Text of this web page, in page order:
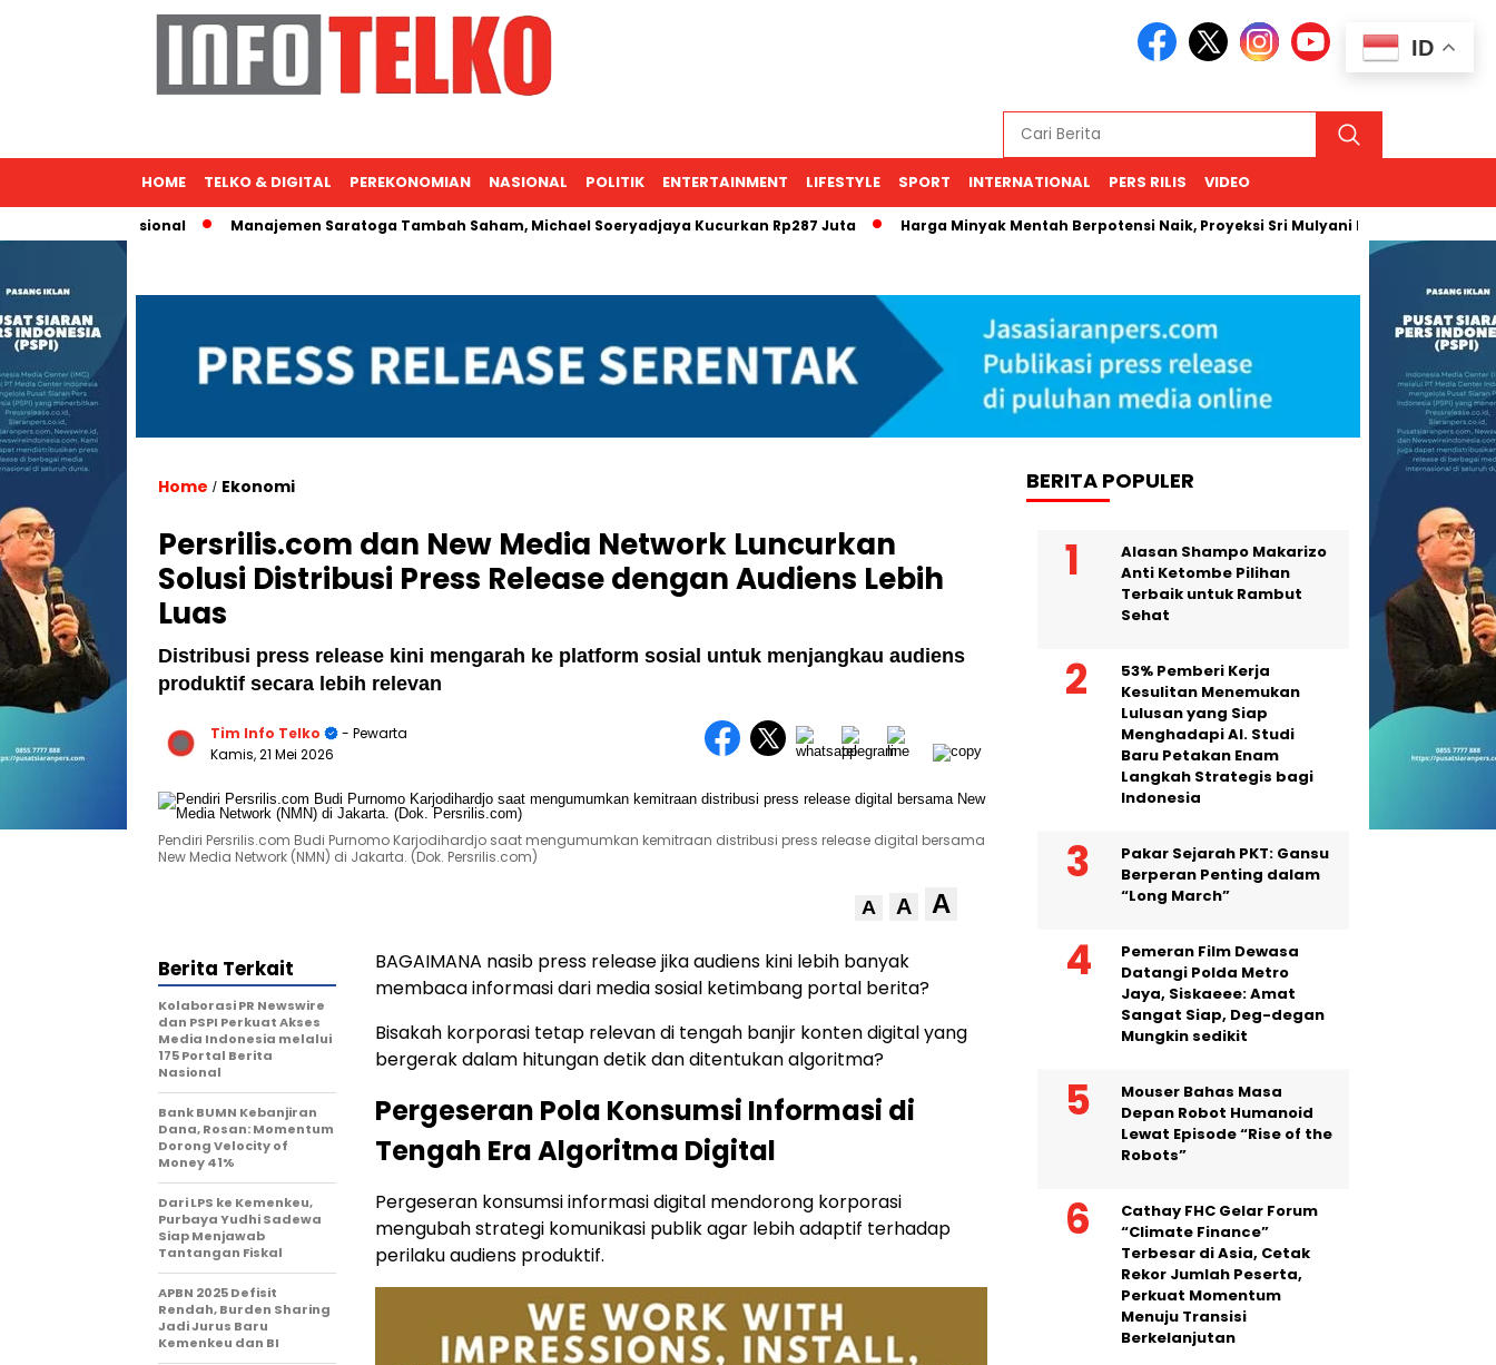
HOME TELKO & DIGITAL PEREKONOMIAN NASIONAL POLITIK ENTERTAINMENT LIFESTYLE SPORT INTERNATIONAL PERS RILIS VIDEO
Manajemen Saratoga Tambah Saham, Michael Soeryadjaya Kucurkan Rp287 Juta Harga Minyak Mentah Berpotensi Naik, Proyeksi Sri Mulyani Rentang USD 66–94
Home / Ekonomi
Persrilis.com dan New Media Network Luncurkan
Solusi Distribusi Press Release dengan Audiens Lebih
Luas
Distribusi press release kini mengarah ke platform sosial untuk menjangkau audiens
produktif secara lebih relevan
Tim Info Telko
- Pewarta
Kamis, 21 Mei 2026
Pendiri Persrilis.com Budi Purnomo Karjodihardjo saat mengumumkan kemitraan distribusi press release digital bersama
New Media Network (NMN) di Jakarta. (Dok. Persrilis.com)
A A A
BAGAIMANA nasib press release jika audiens kini lebih banyak
membaca informasi dari media sosial ketimbang portal berita?
Bisakah korporasi tetap relevan di tengah banjir konten digital yang
bergerak dalam hitungan detik dan ditentukan algoritma?
Pergeseran Pola Konsumsi Informasi di
Tengah Era Algoritma Digital
Pergeseran konsumsi informasi digital mendorong korporasi
mengubah strategi komunikasi publik agar lebih adaptif terhadap
perilaku audiens produktif.
Berita Terkait
Kolaborasi PR Newswire
dan PSPI Perkuat Akses
Media Indonesia melalui
175 Portal Berita
Nasional
Bank BUMN Kebanjiran
Dana, Rosan: Momentum
Dorong Velocity of
Money 41%
Dari LPS ke Kemenkeu,
Purbaya Yudhi Sadewa
Siap Menjawab
Tantangan Fiskal
APBN 2025 Defisit
Rendah, Burden Sharing
Jadi Jurus Baru
Kemenkeu dan BI
BERITA POPULER
Alasan Shampo Makarizo
Anti Ketombe Pilihan
Terbaik untuk Rambut
Sehat
53% Pemberi Kerja
Kesulitan Menemukan
Lulusan yang Siap
Menghadapi AI. Studi
Baru Petakan Enam
Langkah Strategis bagi
Indonesia
Pakar Sejarah PKT: Gansu
Berperan Penting dalam
“Long March”
Pemeran Film Dewasa
Datangi Polda Metro
Jaya, Siskaeee: Amat
Sangat Siap, Deg-degan
Mungkin sedikit
Mouser Bahas Masa
Depan Robot Humanoid
Lewat Episode “Rise of the
Robots”
Cathay FHC Gelar Forum
“Climate Finance”
Terbesar di Asia, Cetak
Rekor Jumlah Peserta,
Perkuat Momentum
Menuju Transisi
Berkelanjutan
ID